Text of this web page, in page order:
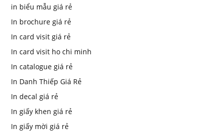
in biểu mẫu giá rẻ
In brochure giá rẻ
In card visit giá rẻ
In card visit ho chi minh
In catalogue giá rẻ
In Danh Thiếp Giá Rẻ
In decal giá rẻ
In giấy khen giá rẻ
In giấy mời giá rẻ